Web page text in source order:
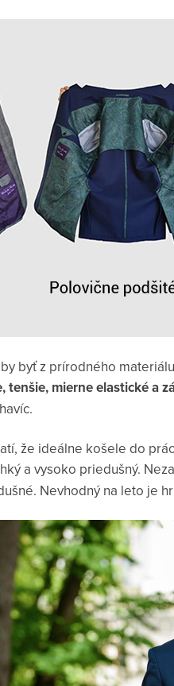
byť z prírodného
tenšie, mierne elastické a
že ideálne košele do
a vysoko priedušný.
Nevhodný na leto je